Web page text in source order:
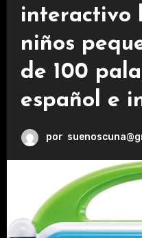
interactivo
niños
de 100
español e
por